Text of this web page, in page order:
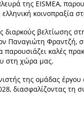
της EISMEA,
κοινοπραξία
διαρκούς βελτίωσης
Παναγιώτη Φραντζή,
παρουσιάζει καλές
στη χώρα μας.
της ομάδας
διασφαλίζοντας τη